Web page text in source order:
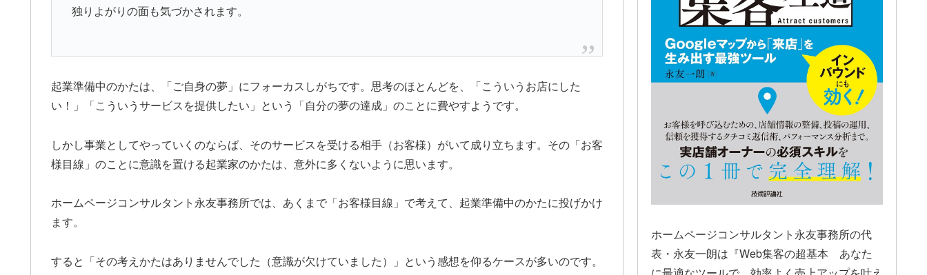
独りよがりの面も気づかされます。
起業準備中のかたは、「ご自身の夢」にフォーカスしがちです。思考のほとんどを、「こういうお店にした
い！」「こういうサービスを提供したい」という「自分の夢の達成」のことに費やすようです。
しかし事業としてやっていくのならば、そのサービスを受ける相手（お客様）がいて成り立ちます。その「お客
様目線」のことに意識を置ける起業家のかたは、意外に多くないように思います。
ホームページコンサルタント永友事務所では、あくまで「お客様目線」で考えて、起業準備中のかたに投げかけ
ます。
すると「その考えかたはありませんでした（意識が欠けていました）」という感想を仰るケースが多いのです。
ホームページコンサルタント永友事務所の代
表・永友一朗は『Web集客の超基本 あなた